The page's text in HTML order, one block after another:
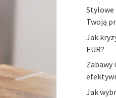
Stylowe
Twoją
Jak
EUR?
Zabawy
Jak